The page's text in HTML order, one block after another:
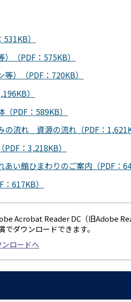
）
（PDF：575KB）
）（PDF：720KB）
）
PDF：589KB）
流れ 資源の流れ（PDF：
：3,218KB）
い館ひまわりのご案内（PDF：
617KB）
Acrobat Reader DC（旧Adobe
ダウンロードできます。
ロードへ